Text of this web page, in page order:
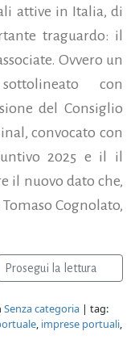
attive in Italia, di
traguardo: il
Ovvero un
con
del Consiglio
convocato con
2025 e il il
il nuovo dato che,
Cognolato,
Prosegui la lettura
Senza categoria | tag:
, imprese portuali,